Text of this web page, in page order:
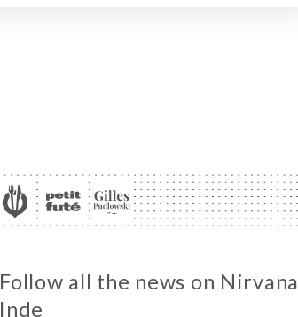
Follow all the news on Nirvana
Inde